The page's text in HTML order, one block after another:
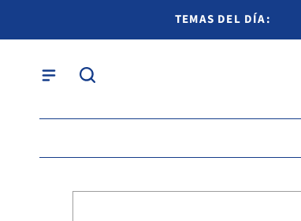
TEMAS DEL DÍA: